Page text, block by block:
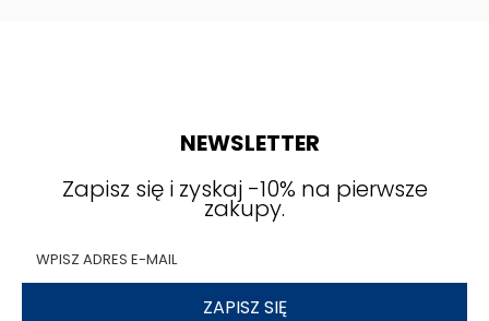
NEWSLETTER
Zapisz się i zyskaj -10% na pierwsze
zakupy.
ZAPISZ SIĘ